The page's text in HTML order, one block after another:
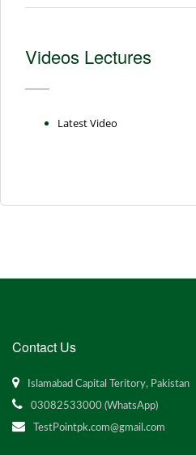
Videos Lectures
Latest Video
Contact Us
Islamabad Capital Teritory, Pakistan
03082533000 (WhatsApp)
TestPointpk.com@gmail.com